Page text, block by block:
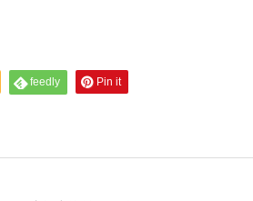
feedly Pin it